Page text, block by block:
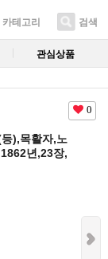
카테고리 검색
관심상품
0
),목활자,노
년,23장,